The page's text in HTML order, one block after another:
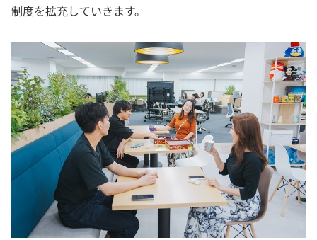
制度を拡充していきます。